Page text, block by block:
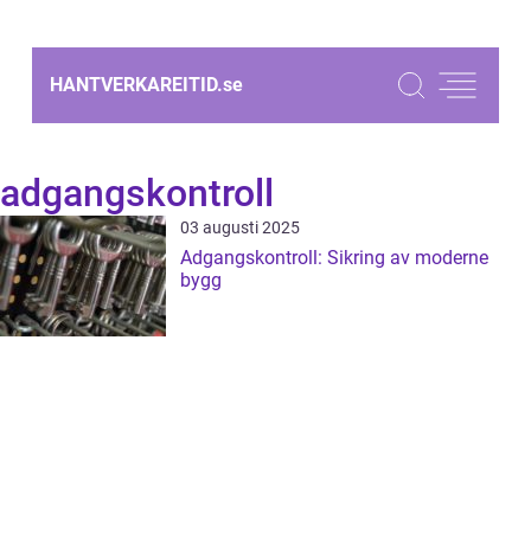
HANTVERKAREITID.se
adgangskontroll
03 augusti 2025
Adgangskontroll: Sikring av moderne
bygg